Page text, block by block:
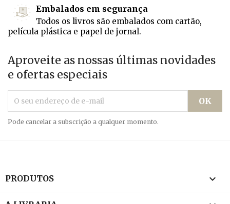
Embalados em segurança
Todos os livros são embalados com cartão,
película plástica e papel de jornal.
Aproveite as nossas últimas novidades
e ofertas especiais
Pode cancelar a subscrição a qualquer momento.
PRODUTOS 